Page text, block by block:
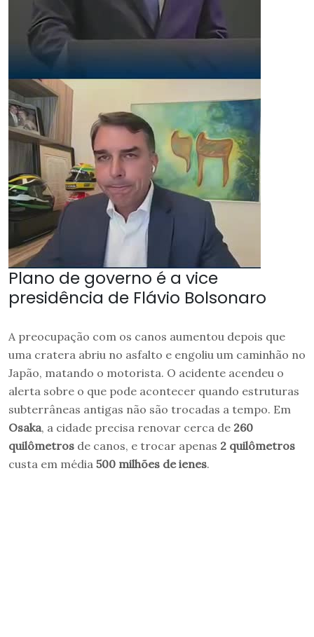
Plano de governo é a vice
presidência de Flávio Bolsonaro
A preocupação com os canos aumentou depois que
uma cratera abriu no asfalto e engoliu um caminhão no
Japão, matando o motorista. O acidente acendeu o
alerta sobre o que pode acontecer quando estruturas
subterrâneas antigas não são trocadas a tempo. Em
Osaka, a cidade precisa renovar cerca de 260
quilômetros de canos, e trocar apenas 2 quilômetros
custa em média 500 milhões de ienes.